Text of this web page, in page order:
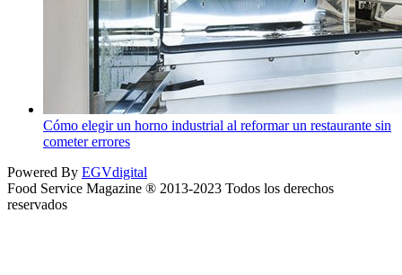
Cómo elegir un horno industrial al reformar un restaurante sin
cometer errores
Powered By EGVdigital
Food Service Magazine ® 2013-2023 Todos los derechos
reservados